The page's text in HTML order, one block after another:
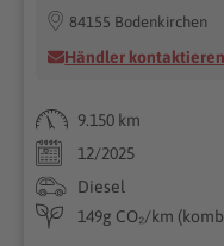
84155 Bodenkirchen
Händler kontaktieren
9.150 km
12/2025
Diesel
149g CO₂/km